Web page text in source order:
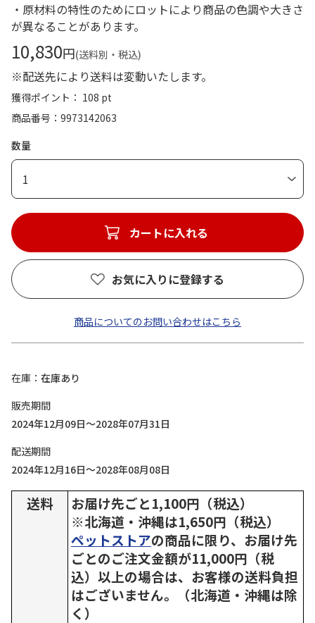
・原材料の特性のためにロットにより商品の色調や大きさ
が異なることがあります。
10,830円(送料別・税込)
※配送先により送料は変動いたします。
獲得ポイント： 108 pt
商品番号
9973142063
数量
1
カートに入れる
お気に入りに登録する
商品についてのお問い合わせはこちら
在庫
在庫あり
販売期間
2024年12月09日～2028年07月31日
配送期間
2024年12月16日～2028年08月08日
送料
お届け先ごと1,100円（税込）
※北海道・沖縄は1,650円（税込）
ペットストアの商品に限り、お届け先
ごとのご注文金額が11,000円（税
込）以上の場合は、お客様の送料負担
はございません。（北海道・沖縄は除
く）